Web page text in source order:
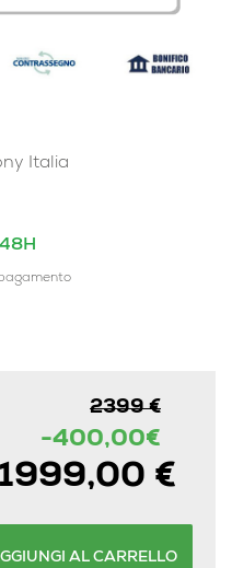
Italia
2399 €
-400,00€
1999,00 €
AL CARRELLO